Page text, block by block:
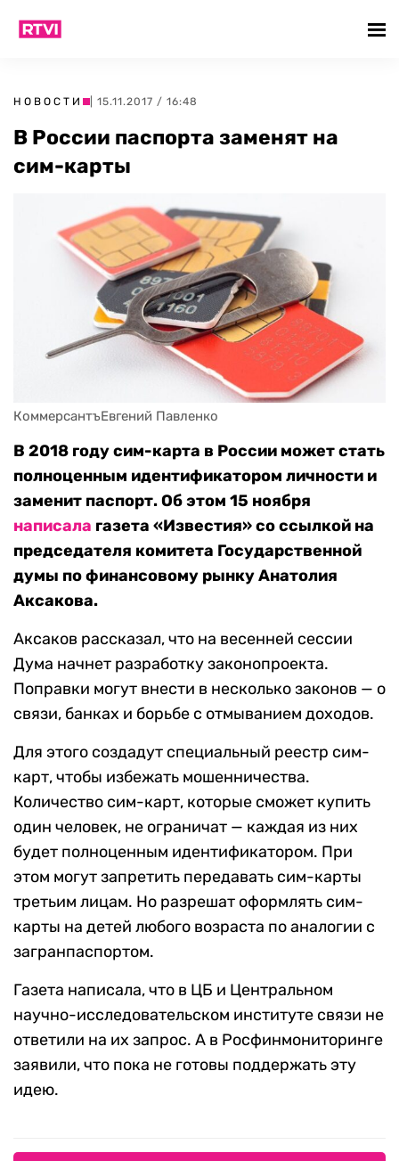
НОВОСТИ | 15.11.2017 / 16:48
В России паспорта заменят на
сим-карты
КоммерсантъЕвгений Павленко
В 2018 году сим-карта в России может стать
полноценным идентификатором личности и
заменит паспорт. Об этом 15 ноября
написала газета «Известия» со ссылкой на
председателя комитета Государственной
думы по финансовому рынку Анатолия
Аксакова.
Аксаков рассказал, что на весенней сессии
Дума начнет разработку законопроекта.
Поправки могут внести в несколько законов — о
связи, банках и борьбе с отмыванием доходов.
Для этого создадут специальный реестр сим-
карт, чтобы избежать мошенничества.
Количество сим-карт, которые сможет купить
один человек, не ограничат — каждая из них
будет полноценным идентификатором. При
этом могут запретить передавать сим-карты
третьим лицам. Но разрешат оформлять сим-
карты на детей любого возраста по аналогии с
загранпаспортом.
Газета написала, что в ЦБ и Центральном
научно-исследовательском институте связи не
ответили на их запрос. А в Росфинмониторинге
заявили, что пока не готовы поддержать эту
идею.